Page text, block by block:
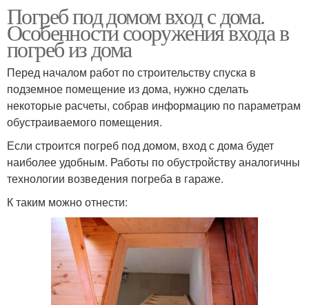
Погреб под домом вход с дома.
Особенности сооружения входа в
погреб из дома
Перед началом работ по строительству спуска в
подземное помещение из дома, нужно сделать
некоторые расчеты, собрав информацию по параметрам
обустраиваемого помещения.
Если строится погреб под домом, вход с дома будет
наиболее удобным. Работы по обустройству аналогичны
технологии возведения погреба в гараже.
К таким можно отнести: